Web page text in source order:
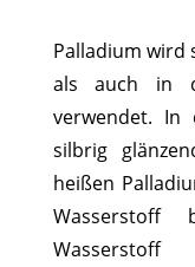
Palladium wird
als auch in
verwendet. In
silbrig
heißen
Wasserstoff